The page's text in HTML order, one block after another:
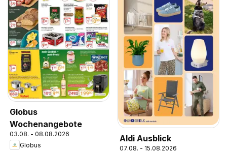
Globus
Wochenangebote
03.08. - 08.08.2026
Globus
Aldi Ausblick
07.08. - 15.08.2026